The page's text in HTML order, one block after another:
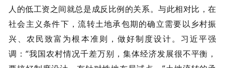
人的低工资之间就总是成反比例的关系。与此相对比，在
社会主义条件下，流转土地承包期的确立需要以乡村振
兴、农民致富为根本准则，做好制度设计。习近平强
调：“我国农村情况千差万别，集体经济发展很不平衡，